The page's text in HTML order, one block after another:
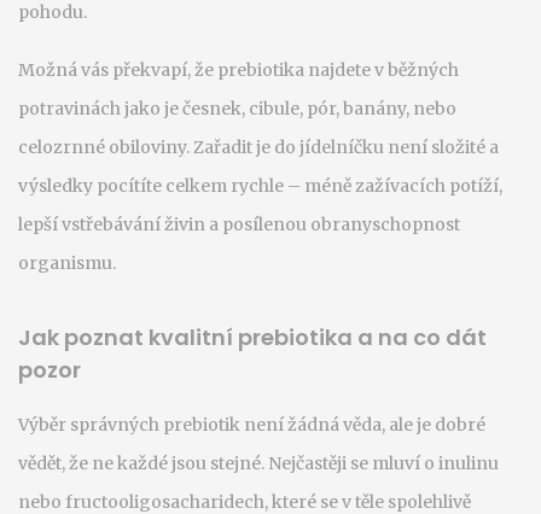
pohodu.
Možná vás překvapí, že prebiotika najdete v běžných
potravinách jako je česnek, cibule, pór, banány, nebo
celozrnné obiloviny. Zařadit je do jídelníčku není složité a
výsledky pocítíte celkem rychle – méně zažívacích potíží,
lepší vstřebávání živin a posílenou obranyschopnost
organismu.
Jak poznat kvalitní prebiotika a na co dát
pozor
Výběr správných prebiotik není žádná věda, ale je dobré
vědět, že ne každé jsou stejné. Nejčastěji se mluví o inulinu
nebo fructooligosacharidech, které se v těle spolehlivě